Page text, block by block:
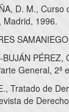
D. M.,
Madrid, 1996.
BUJÁN
General, 2ª
Tratado de
de